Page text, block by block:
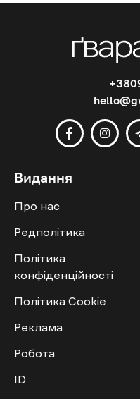
Видання
Про нас
Редполітика
Політика
конфіденційності
Політика Cookie
Реклама
Робота
ID